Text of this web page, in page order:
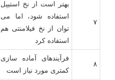
۷
بهتر است از نخ استیپل
استفاده شود، اما می
توان از نخ فیلامنتی هم
استفاده کرد
۸
فرآیندهای آماده سازی
کمتری مورد نیاز است